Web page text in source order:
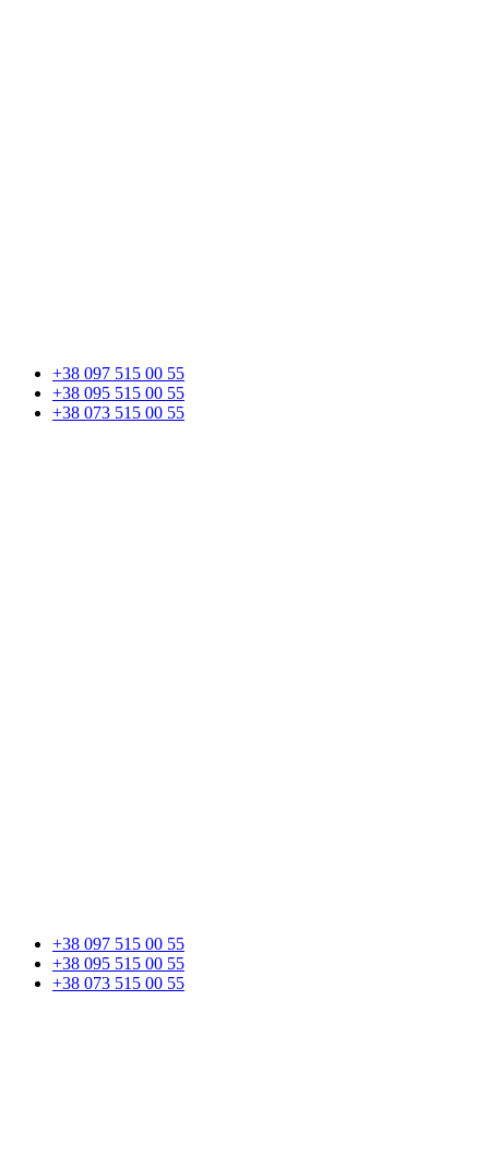
+38 097 515 00 55
+38 095 515 00 55
+38 073 515 00 55
+38 097 515 00 55
+38 095 515 00 55
+38 073 515 00 55